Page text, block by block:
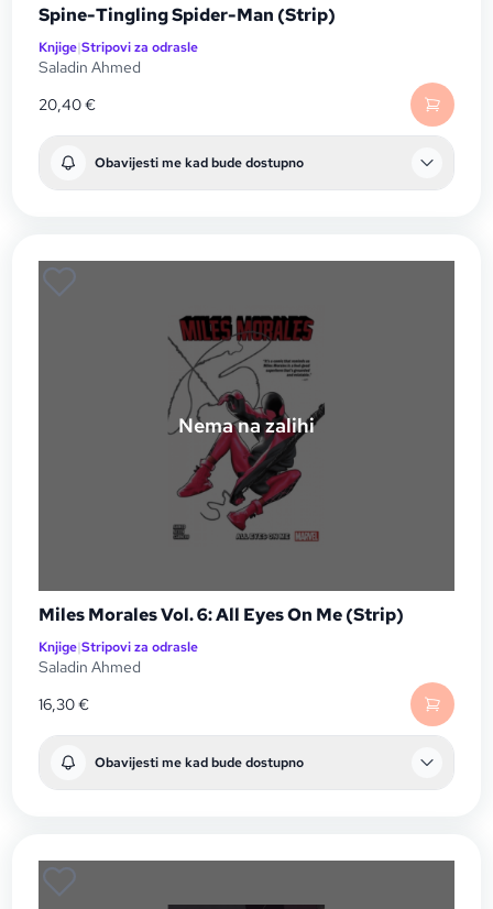
Spine-Tingling Spider-Man (Strip)
Knjige|Stripovi za odrasle
Saladin Ahmed
20,40€
Obavijesti me kad bude dostupno
Nema na zalihi
Miles Morales Vol. 6: All Eyes On Me (Strip)
Knjige|Stripovi za odrasle
Saladin Ahmed
16,30€
Obavijesti me kad bude dostupno